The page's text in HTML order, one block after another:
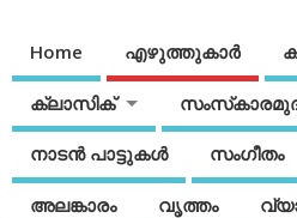
Home എഴുത്തുകാര്‍
ക്ലാസിക്
നാടന്‍ പാട്ടുകള്‍ സംഗീതം
അലങ്കാരം വൃത്തം